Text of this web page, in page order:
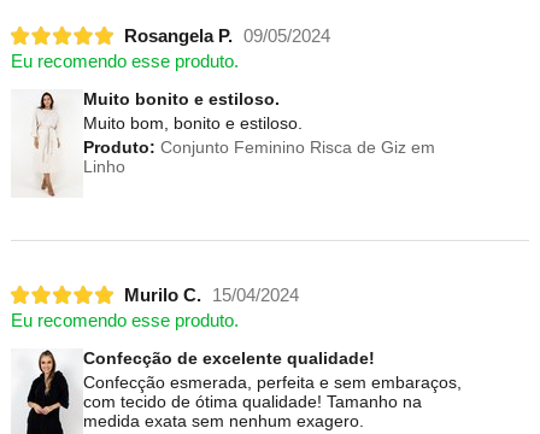
Rosangela P. 09/05/2024
Eu recomendo esse produto.
Muito bonito e estiloso.
Muito bom, bonito e estiloso.
Produto: Conjunto Feminino Risca de Giz em
Linho
Murilo C.
15/04/2024
Eu recomendo esse produto.
Confecção de excelente qualidade!
Confecção esmerada, perfeita e sem embaraços,
com tecido de ótima qualidade! Tamanho na
medida exata sem nenhum exagero.